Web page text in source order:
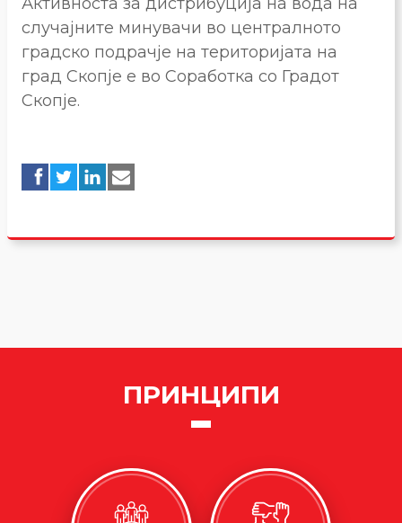
случајните минувачи во централното
градско подрачје на територијата на
град Скопје е во Соработка со Градот
Скопје.
ПРИНЦИПИ